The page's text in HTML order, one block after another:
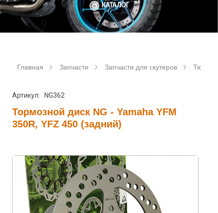
КАТАЛОГ
Главная Запчасти Запчасти для скутеров Тюнинг
Артикул: NG362
Тормозной диск NG - Yamaha YFM
350R, YFZ 450 (задний)